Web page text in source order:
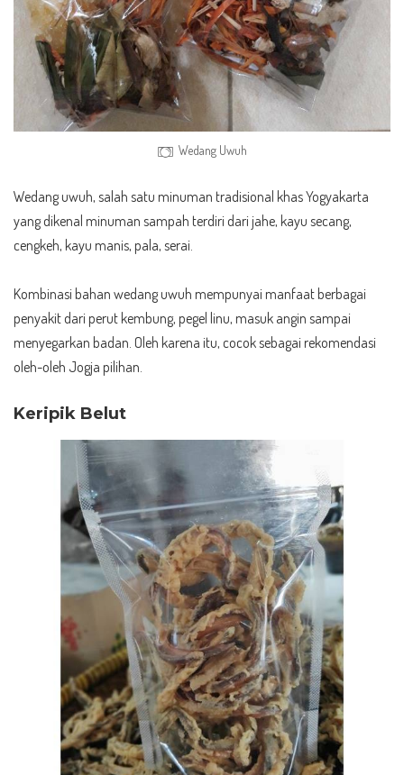
Wedang Uwuh
Wedang uwuh, salah satu minuman tradisional khas Yogyakarta
yang dikenal minuman sampah terdiri dari jahe, kayu secang,
cengkeh, kayu manis, pala, serai.
Kombinasi bahan wedang uwuh mempunyai manfaat berbagai
penyakit dari perut kembung, pegel linu, masuk angin sampai
menyegarkan badan. Oleh karena itu, cocok sebagai rekomendasi
oleh-oleh Jogja pilihan.
Keripik Belut